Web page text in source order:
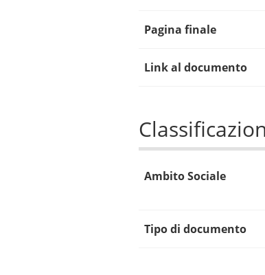
Pagina finale
Link al documento
Ambito Sociale
Tipo di documento